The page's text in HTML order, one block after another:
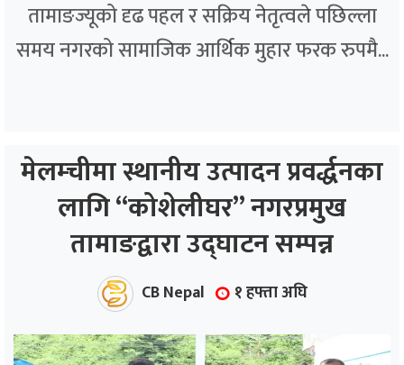
तामाङज्यूको दृढ पहल र सक्रिय नेतृत्वले पछिल्ला
समय नगरको सामाजिक आर्थिक मुहार फरक रुपमै...
मेलम्चीमा स्थानीय उत्पादन प्रवर्द्धनका
लागि “कोशेलीघर” नगरप्रमुख
तामाङद्वारा उद्घाटन सम्पन्न
CB Nepal १ हफ्ता अघि